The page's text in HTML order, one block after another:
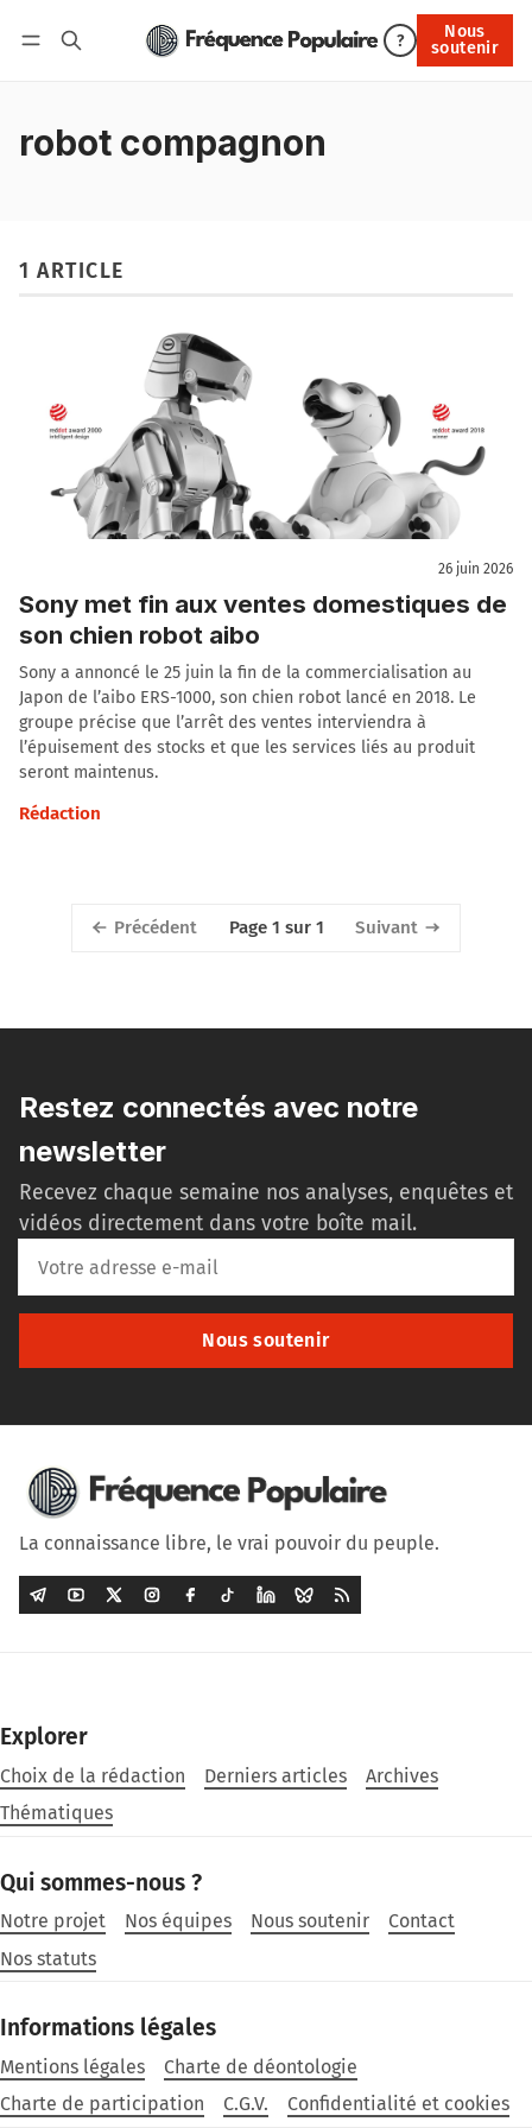
?
Nous
soutenir
Nous soutenir
robot compagnon
1 ARTICLE
26 juin 2026
Sony met fin aux ventes domestiques de
son chien robot aibo
Sony a annoncé le 25 juin la fin de la commercialisation au
Japon de l’aibo ERS-1000, son chien robot lancé en 2018. Le
groupe précise que l’arrêt des ventes interviendra à
l’épuisement des stocks et que les services liés au produit
seront maintenus.
Rédaction
Précédent Page 1 sur 1 Suivant
Restez connectés avec notre
newsletter
Recevez chaque semaine nos analyses, enquêtes et
vidéos directement dans votre boîte mail.
Nous soutenir
La connaissance libre, le vrai pouvoir du peuple.
Explorer
Choix de la rédaction Derniers articles
Archives
Thématiques
Qui sommes-nous ?
Notre projet Nos équipes Nous soutenir
Contact
Nos statuts
Informations légales
Mentions légales
Charte de déontologie
Charte de participation
C.G.V. Confidentialité et cookies